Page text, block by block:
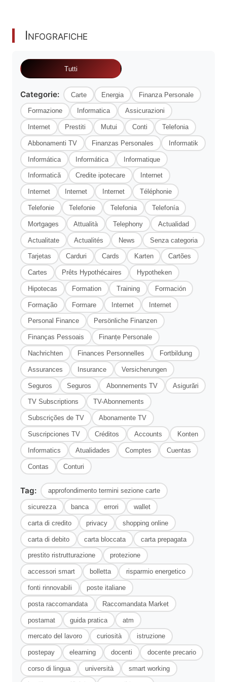
Infografiche
Tutti
Categorie: Carte Energia Finanza Personale
Formazione Informatica Assicurazioni
Internet Prestiti Mutui Conti Telefonia
Abbonamenti TV Finanzas Personales Informatik
Informática Informática Informatique
Informatică Credite ipotecare Internet
Internet Internet Internet Téléphonie
Telefonie Telefonie Telefonia Telefonía
Mortgages Attualità Telephony Actualidad
Actualitate Actualités News Senza categoria
Tarjetas Carduri Cards Karten Cartões
Cartes Prêts Hypothécaires Hypotheken
Hipotecas Formation Training Formación
Formação Formare Internet Internet
Personal Finance Persönliche Finanzen
Finanças Pessoais Finanțe Personale
Nachrichten Finances Personnelles Fortbildung
Assurances Insurance Versicherungen
Seguros Seguros Abonnements TV Asigurări
TV Subscriptions TV-Abonnements
Subscrições de TV Abonamente TV
Suscripciones TV Créditos Accounts Konten
Informatics Atualidades Comptes Cuentas
Contas Conturi
Tag: approfondimento termini sezione carte
sicurezza banca errori wallet
carta di credito privacy shopping online
carta di debito carta bloccata carta prepagata
prestito ristrutturazione protezione
accessori smart bolletta risparmio energetico
fonti rinnovabili poste italiane
posta raccomandata Raccomandata Market
postamat guida pratica atm
mercato del lavoro curiosità istruzione
postepay elearning docenti docente precario
corso di lingua università smart working